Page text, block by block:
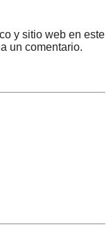
y sitio web en este
un comentario.